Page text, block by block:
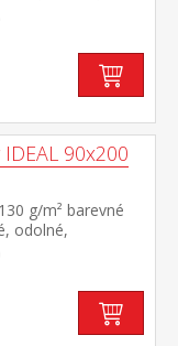
pro matrace
do 60 °C
90x200
g/m² barevné
odolné,
pro matrace
do 60 °C